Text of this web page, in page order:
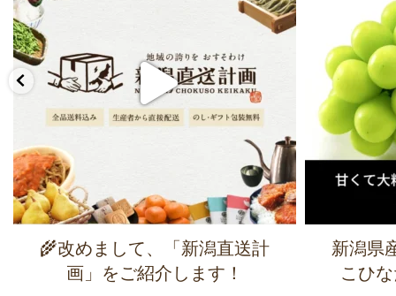
🌾改めまして、「新潟直送計
画」をご紹介します！
新潟県
こひ